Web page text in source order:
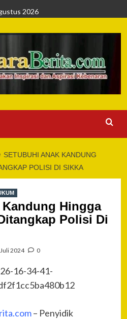
2026
SETUBUHI ANAK KANDUNG
POLISI DI SIKKA
Hingga
Polisi Di
2024 0
– Penyidik